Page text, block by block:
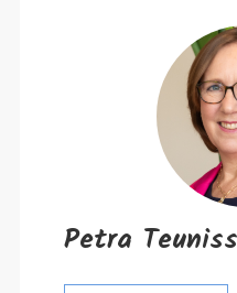
Petra